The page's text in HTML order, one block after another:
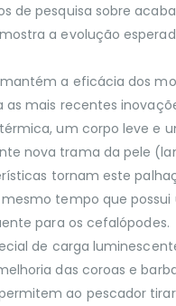
de pesquisa sobre
a evolução
a eficácia dos
as mais recentes
um corpo leve e
nova trama da pele
tornam este
tempo que possui
para os cefalópodes.
de carga
das coroas e
ao pescador